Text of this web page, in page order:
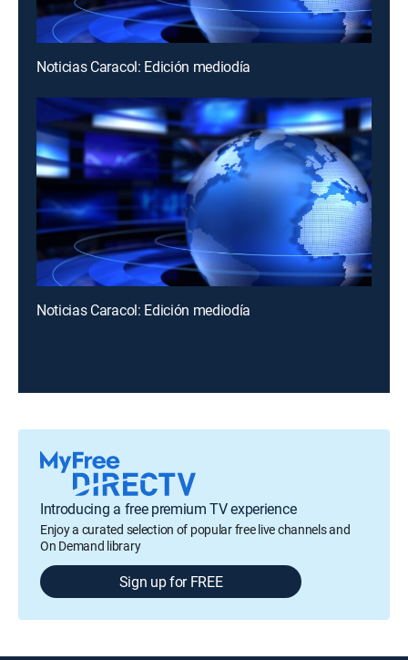
Noticias Caracol: Edición mediodía
Noticias Caracol: Edición mediodía
Introducing a free premium TV experience
Enjoy a curated selection of popular free live channels and
On Demand library
Sign up for FREE